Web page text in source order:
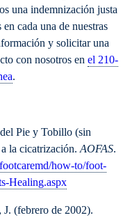
una indemnización justa
cada una de nuestras
y solicitar una
con nosotros en el 210-
.
Pie y Tobillo (sin
a la cicatrización.AOFAS.
how-to/foot-
Healing.aspx
(febrero de 2002).